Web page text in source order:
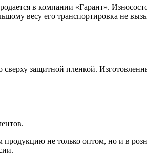
в компании «Гарант».
весу его транспортировка не
защитной пленкой.
не только оптом, но и в